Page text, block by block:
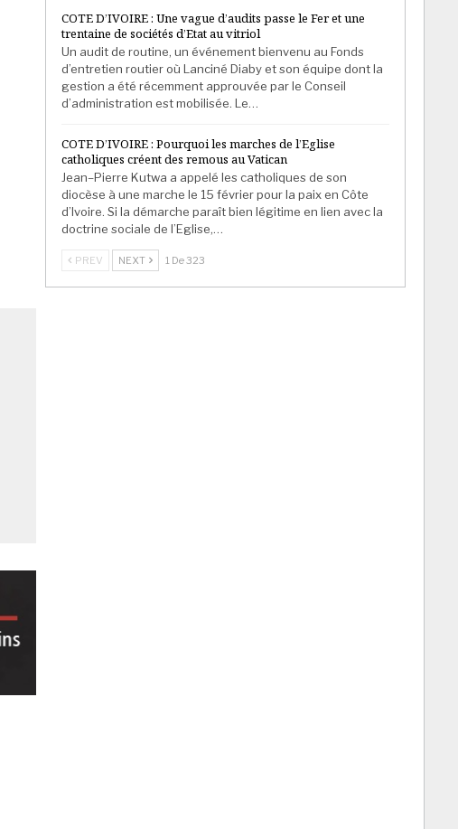
COTE D’IVOIRE : Une vague d’audits passe le Fer et une
trentaine de sociétés d’Etat au vitriol
Un audit de routine, un événement bienvenu au Fonds
d’entretien routier où Lanciné Diaby et son équipe dont la
gestion a été récemment approuvée par le Conseil
d’administration est mobilisée. Le…
COTE D’IVOIRE : Pourquoi les marches de l’Eglise
catholiques créent des remous au Vatican
Jean–Pierre Kutwa a appelé les catholiques de son
diocèse à une marche le 15 février pour la paix en Côte
d’Ivoire. Si la démarche paraît bien légitime en lien avec la
doctrine sociale de l’Eglise,…
PREV NEXT 1 De 323